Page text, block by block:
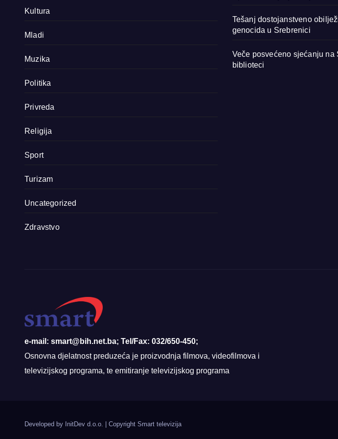
Kultura
Mladi
Muzika
Politika
Privreda
Religija
Sport
Turizam
Uncategorized
Zdravstvo
Tešanj dostojanstveno
genocida u Srebrenici
Veče posvećeno sjećanju na
biblioteci
e-mail: smart@bih.net.ba; Tel/Fax: 032/650-450;
Osnovna djelatnost preduzeća je proizvodnja filmova, videofilmova i
televizijskog programa, te emitiranje televizijskog programa
Developed by InitDev d.o.o. Copyright Smart televizija